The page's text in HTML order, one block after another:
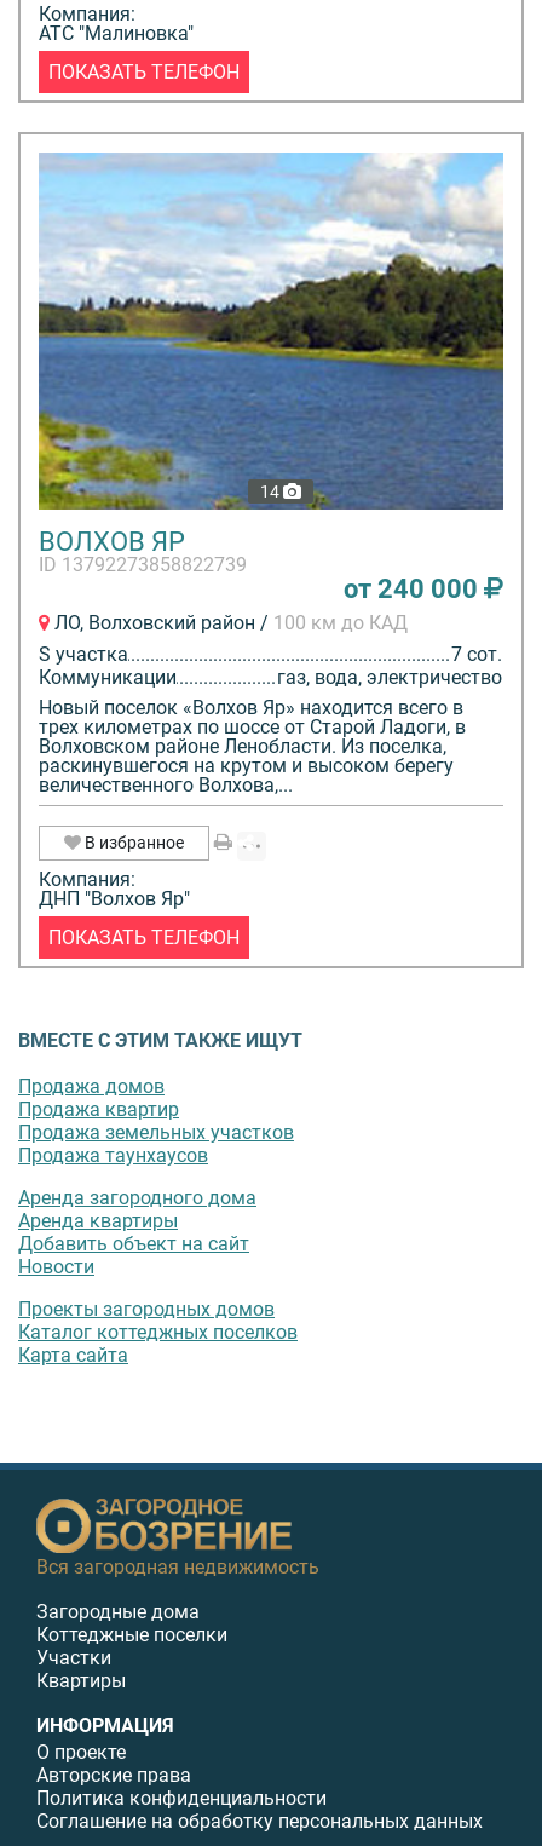
Компания:
АТС "Малиновка"
ПОКАЗАТЬ ТЕЛЕФОН
14
ВОЛХОВ ЯР
ID 13792273858822739
от 240 000
ЛО, Волховский район / 100 км до КАД
S участка
7 сот.
Коммуникации
газ, вода, электричество
Новый поселок «Волхов Яр» находится всего в
трех километрах по шоссе от Старой Ладоги, в
Волховском районе Ленобласти. Из поселка,
раскинувшегося на крутом и высоком берегу
величественного Волхова,...
В избранное
Компания:
ДНП "Волхов Яр"
ПОКАЗАТЬ ТЕЛЕФОН
ВМЕСТЕ С ЭТИМ ТАКЖЕ ИЩУТ
Продажа домов
Продажа квартир
Продажа земельных участков
Продажа таунхаусов
Аренда загородного дома
Аренда квартиры
Добавить объект на сайт
Новости
Проекты загородных домов
Каталог коттеджных поселков
Карта сайта
Вся загородная недвижимость
Загородные дома
Коттеджные поселки
Участки
Квартиры
ИНФОРМАЦИЯ
О проекте
Авторские права
Политика конфиденциальности
Соглашение на обработку персональных данных